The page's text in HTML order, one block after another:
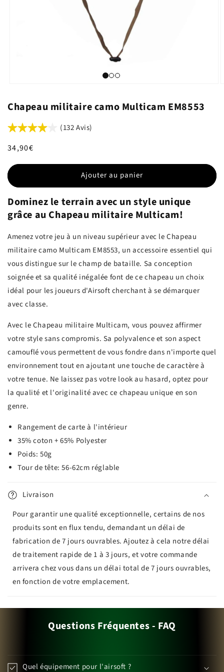
Chapeau militaire camo Multicam EM8553
(132 Avis)
Prix
34,90€
Ajouter au panier
Dominez le terrain avec un style unique
grâce au Chapeau militaire Multicam!
Amenez votre jeu à un niveau supérieur avec le Chapeau
militaire camo Multicam EM8553, un accessoire essentiel qui
vous distingue sur le champ de bataille. Sa conception
soignée et sa qualité inégalée font de ce chapeau un choix
idéal pour les joueurs d'Airsoft cherchant à se démarquer
avec classe.
Avec le Chapeau militaire Multicam, vous pouvez affirmer
votre style sans compromis. Sa polyvalence et son aspect
camouflé vous permettent de vous fondre dans n'importe quel
environnement tout en ajoutant une touche de caractère à
votre tenue. Ne laissez pas votre look au hasard, optez pour
la qualité et l'originalité avec ce chapeau unique en son
genre.
Rangement de carte à l'intérieur
35% coton + 65% Polyester
Poids: 50g
Tour de tête: 56-62cm réglable
Livraison
Pour garantir une qualité exceptionnelle, certains de nos
produits sont en flux tendu, demandant un délai de
fabrication de 7 jours ouvrables. Ajoutez à cela notre délai
de traitement rapide de 1 à 3 jours, et votre commande
arrivera chez vous dans un délai total de 7 jours ouvrables,
en fonction de votre emplacement.
Questions Fréquentes - FAQ
Quel équipement pour l'airsoft ?